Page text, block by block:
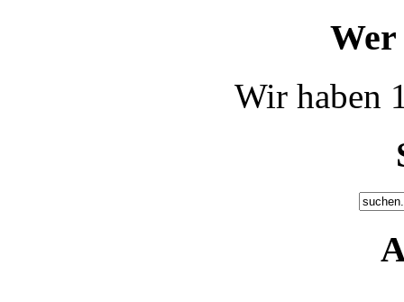
Wir haben